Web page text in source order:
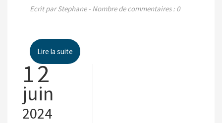
Ecrit par Stephane - Nombre de commentaires : 0
Lire la suite
12
juin
2024